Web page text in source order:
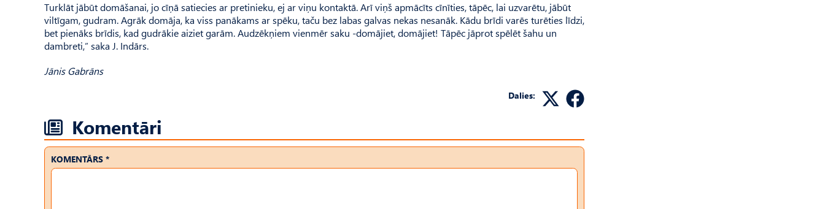
Turklāt jābūt domāšanai, jo cīņā satiecies ar pretinieku, ej ar viņu kontaktā. Arī viņš apmācīts cīnīties, tāpēc, lai uzvarētu, jābūt
viltīgam, gudram. Agrāk domāja, ka viss panākams ar spēku, taču bez labas galvas nekas nesanāk. Kādu brīdi varēs turēties līdzi,
bet pienāks brīdis, kad gudrākie aiziet garām. Audzēkņiem vienmēr saku -domājiet, domājiet! Tāpēc jāprot spēlēt šahu un
dambreti,” saka J. Indārs.
Jānis Gabrāns
Dalies:
Komentāri
KOMENTĀRS *